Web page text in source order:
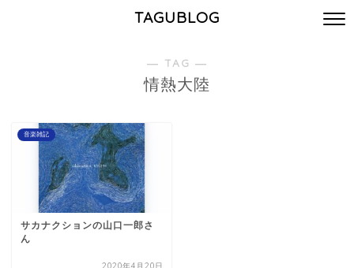
TAGUBLOG
― TAG ―
情熱大陸
音楽雑記
サカナクションの山口一郎さ
ん
2020年4月20日